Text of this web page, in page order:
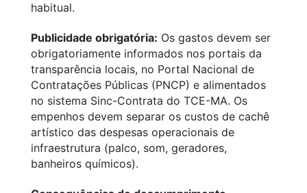
habitual.
Publicidade obrigatória: Os gastos devem ser
obrigatoriamente informados nos portais da
transparência locais, no Portal Nacional de
Contratações Públicas (PNCP) e alimentados
no sistema Sinc-Contrata do TCE-MA. Os
empenhos devem separar os custos de cachê
artístico das despesas operacionais de
infraestrutura (palco, som, geradores,
banheiros químicos).